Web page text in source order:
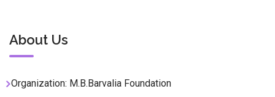
About Us
Organization: M.B.Barvalia Foundation